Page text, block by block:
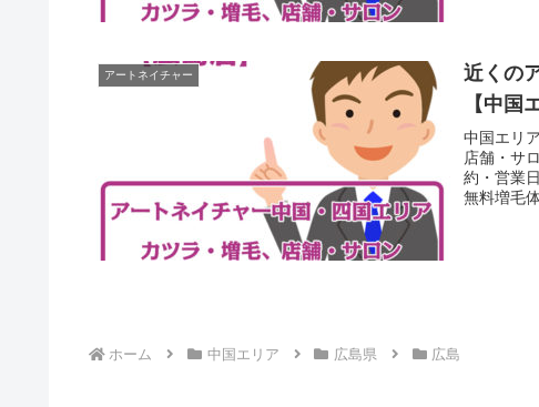
アートネイチャー
近くの
【中国
中国エリ
店舗・サ
約・営業
無料増毛
ホーム 中国エリア 広島県 広島